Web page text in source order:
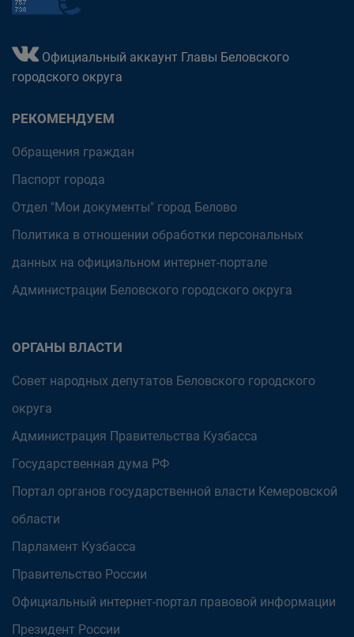
Официальный аккаунт Главы Беловского
городского округа
РЕКОМЕНДУЕМ
Обращения граждан
Паспорт города
Отдел "Мои документы" город Белово
Политика в отношении обработки персональных
данных на официальном интернет-портале
Администрации Беловского городского округа
ОРГАНЫ ВЛАСТИ
Совет народных депутатов Беловского городского
округа
Администрация Правительства Кузбасса
Государственная дума РФ
Портал органов государственной власти Кемеровской
области
Парламент Кузбасса
Правительство России
Официальный интернет-портал правовой информации
Президент России